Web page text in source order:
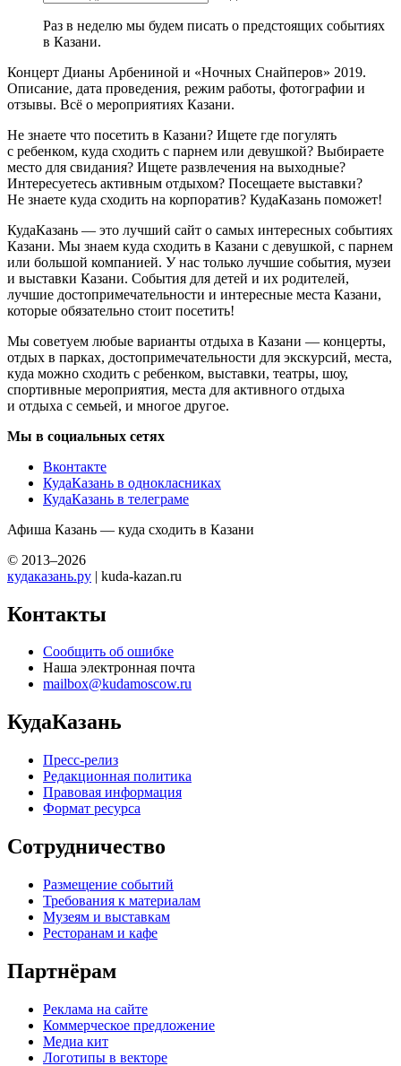
Раз в неделю мы будем писать о предстоящих событиях
в Казани.
Концерт Дианы Арбениной и «Ночных Снайперов» 2019.
Описание, дата проведения, режим работы, фотографии и
отзывы. Всё о мероприятиях Казани.
Не знаете что посетить в Казани? Ищете где погулять
с ребенком, куда сходить с парнем или девушкой? Выбираете
место для свидания? Ищете развлечения на выходные?
Интересуетесь активным отдыхом? Посещаете выставки?
Не знаете куда сходить на корпоратив? КудаКазань поможет!
КудаКазань — это лучший сайт о самых интересных событиях
Казани. Мы знаем куда сходить в Казани с девушкой, с парнем
или большой компанией. У нас только лучшие события, музеи
и выставки Казани. События для детей и их родителей,
лучшие достопримечательности и интересные места Казани,
которые обязательно стоит посетить!
Мы советуем любые варианты отдыха в Казани — концерты,
отдых в парках, достопримечательности для экскурсий, места,
куда можно сходить с ребенком, выставки, театры, шоу,
спортивные мероприятия, места для активного отдыха
и отдыха с семьей, и многое другое.
Мы в социальных сетях
Вконтакте
КудаКазань в однокласниках
КудаКазань в телеграме
Афиша Казань — куда сходить в Казани
© 2013–2026
кудаказань.ру | kuda-kazan.ru
Контакты
Сообщить об ошибке
Наша электронная почта
mailbox@kudamoscow.ru
КудаКазань
Пресс-релиз
Редакционная политика
Правовая информация
Формат ресурса
Сотрудничество
Размещение событий
Требования к материалам
Музеям и выставкам
Ресторанам и кафе
Партнёрам
Реклама на сайте
Коммерческое предложение
Медиа кит
Логотипы в векторе